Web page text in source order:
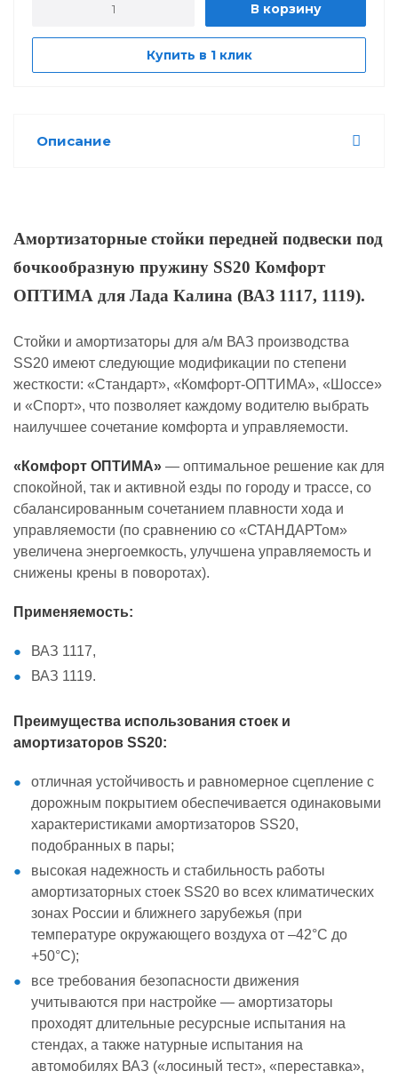
В корзину
Купить в 1 клик
Описание
Амортизаторные стойки передней подвески под
бочкообразную пружину SS20 Комфорт
ОПТИМА для Лада Калина (ВАЗ 1117, 1119).
Стойки и амортизаторы для а/м ВАЗ производства
SS20 имеют следующие модификации по степени
жесткости: «Стандарт», «Комфорт-ОПТИМА», «Шоссе»
и «Спорт», что позволяет каждому водителю выбрать
наилучшее сочетание комфорта и управляемости.
«Комфорт ОПТИМА» — оптимальное решение как для
спокойной, так и активной езды по городу и трассе, со
сбалансированным сочетанием плавности хода и
управляемости (по сравнению со «СТАНДАРТом»
увеличена энергоемкость, улучшена управляемость и
снижены крены в поворотах).
Применяемость:
ВАЗ 1117,
ВАЗ 1119.
Преимущества использования стоек и
амортизаторов SS20:
отличная устойчивость и равномерное сцепление с
дорожным покрытием обеспечивается одинаковыми
характеристиками амортизаторов SS20,
подобранных в пары;
высокая надежность и стабильность работы
амортизаторных стоек SS20 во всех климатических
зонах России и ближнего зарубежья (при
температуре окружающего воздуха от –42°С до
+50°С);
все требования безопасности движения
учитываются при настройке — амортизаторы
проходят длительные ресурсные испытания на
стендах, а также натурные испытания на
автомобилях ВАЗ («лосиный тест», «переставка»,